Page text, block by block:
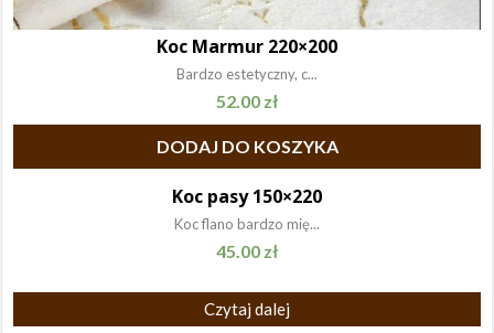
Koc Marmur 220×200
Bardzo estetyczny, c...
52.00 zł
DODAJ DO KOSZYKA
Koc pasy 150×220
Koc flano bardzo mię...
45.00 zł
Czytaj dalej